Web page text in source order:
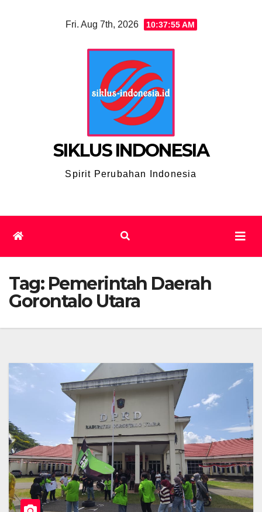
Fri. Aug 7th, 2026 10:37:56 AM
SIKLUS INDONESIA
Spirit Perubahan Indonesia
Tag: Pemerintah Daerah
Gorontalo Utara